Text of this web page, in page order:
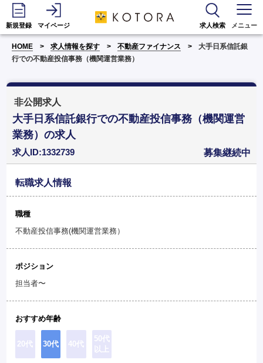
新規登録 マイページ 求人検索 メニュー
HOME 求人情報を探す 不動産ファイナンス
大手日系信託銀
行での不動産投信事務（機関運営業務）
非公開求人
大手日系信託銀行での不動産投信事務（機関運営
業務）の求人
求人ID:1332739 募集継続中
転職求人情報
職種
不動産投信事務(機関運営業務）
ポジション
担当者〜
おすすめ年齢
20代 30代 40代
50代
以上